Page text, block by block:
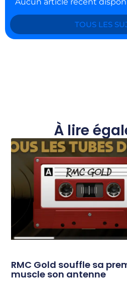
TOUS LES
À lire
RMC Gold souffle sa
muscle son antenne